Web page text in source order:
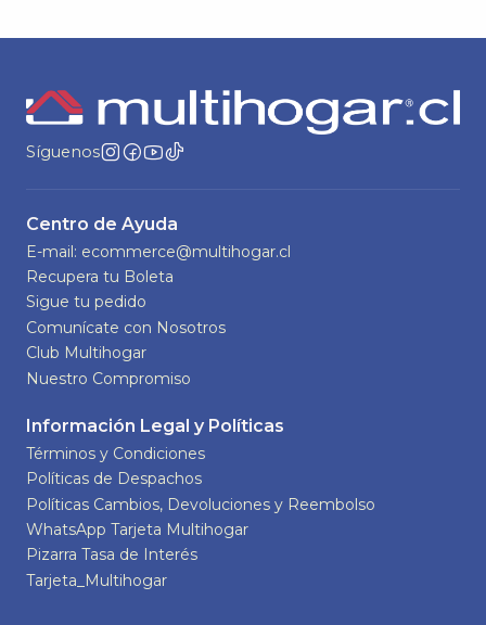
Síguenos
Centro de Ayuda
E-mail: ecommerce@multihogar.cl
Recupera tu Boleta
Sigue tu pedido
Comunícate con Nosotros
Club Multihogar
Nuestro Compromiso
Información Legal y Políticas
Términos y Condiciones
Políticas de Despachos
Políticas Cambios, Devoluciones y Reembolso
WhatsApp Tarjeta Multihogar
Pizarra Tasa de Interés
Tarjeta_Multihogar